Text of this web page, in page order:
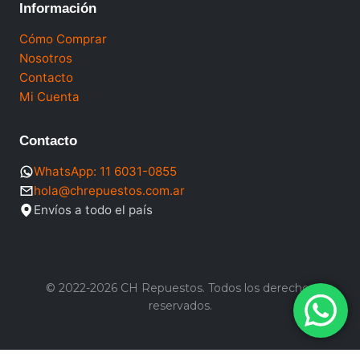
Información
Cómo Comprar
Nosotros
Contacto
Mi Cuenta
Contacto
WhatsApp: 11 6031-0855
hola@chrepuestos.com.ar
Envíos a todo el país
© 2022-2026 CH Repuestos. Todos los derechos
reservados.